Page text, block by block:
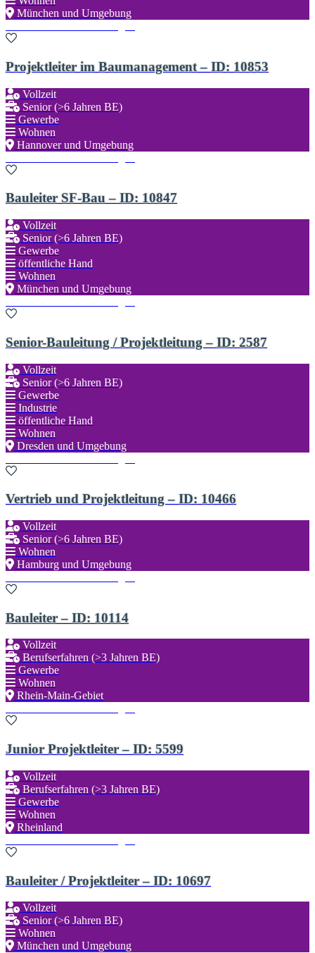
München und Umgebung
Projektleiter im Baumanagement – ID: 10853
Vollzeit
Senior (>6 Jahren BE)
Gewerbe
Wohnen
Hannover und Umgebung
Bauleiter SF-Bau – ID: 10847
Vollzeit
Senior (>6 Jahren BE)
Gewerbe
öffentliche Hand
Wohnen
München und Umgebung
Senior-Bauleitung / Projektleitung – ID: 2587
Vollzeit
Senior (>6 Jahren BE)
Gewerbe
Industrie
öffentliche Hand
Wohnen
Dresden und Umgebung
Vertrieb und Projektleitung – ID: 10466
Vollzeit
Senior (>6 Jahren BE)
Wohnen
Hamburg und Umgebung
Bauleiter – ID: 10114
Vollzeit
Berufserfahren (>3 Jahren BE)
Gewerbe
Wohnen
Rhein-Main-Gebiet
Junior Projektleiter – ID: 5599
Vollzeit
Berufserfahren (>3 Jahren BE)
Gewerbe
Wohnen
Rheinland
Bauleiter / Projektleiter – ID: 10697
Vollzeit
Senior (>6 Jahren BE)
Wohnen
München und Umgebung